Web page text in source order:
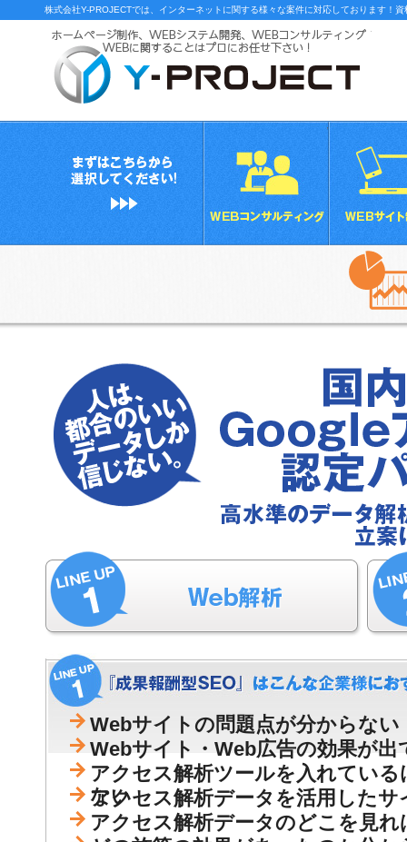
株式会社Y-PROJECTでは、インターネットに関する様々な案件に対応しております！
Y-
まずはこちらから選択してください！
WEBコンサル
Webサイトの問題点が分からない
Webサイト・Web広告の効果が
アクセス解析ツールを入れてい
ない
アクセス解析データを活用した
アクセス解析データのどこを見